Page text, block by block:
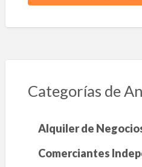
Categorías de
Alquiler de
Comerciantes